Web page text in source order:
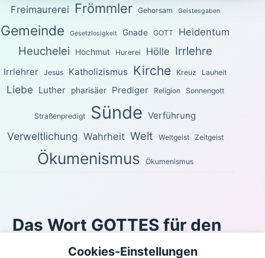
Freimaurerei Frömmler Gehorsam Geistesgaben
Gemeinde Gesetzlosigkeit Gnade GOTT Heidentum
Heuchelei Hochmut Hurerei Hölle Irrlehre
Irrlehrer Jesus Katholizismus Kirche Kreuz Lauheit
Liebe Luther pharisäer Prediger Religion Sonnengott
Straßenpredigt Sünde Verführung
Verweltlichung Wahrheit Welt Weltgeist Zeitgeist
Ökumenismus Ökumenismus
Das Wort GOTTES für den
heutigen Tag
Cookies-Einstellungen